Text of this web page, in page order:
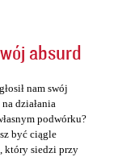
absurd
nam swój
działania
podwórku?
być ciągle
który siedzi przy